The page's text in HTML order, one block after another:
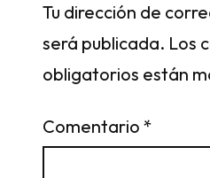
Tu dirección de
será publicada. Los
obligatorios están
Comentario *